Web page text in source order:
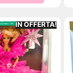
IN OFFERTA!